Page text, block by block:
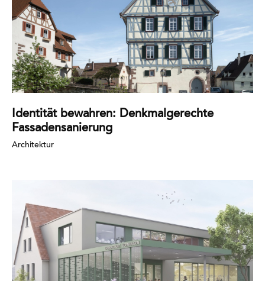
Identität bewahren: Denkmalgerechte
Fassadensanierung
Architektur
erfahren